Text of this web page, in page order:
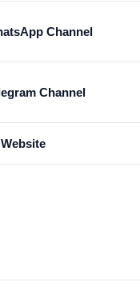
Channel
Channel